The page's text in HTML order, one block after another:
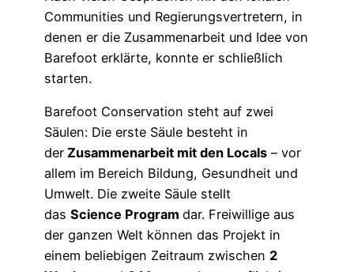
Communities und Regierungsvertretern, in
denen er die Zusammenarbeit und Idee von
Barefoot erklärte, konnte er schließlich
starten.
Barefoot Conservation steht auf zwei
Säulen: Die erste Säule besteht in
der Zusammenarbeit mit den Locals – vor
allem im Bereich Bildung, Gesundheit und
Umwelt. Die zweite Säule stellt
das Science Program dar. Freiwillige aus
der ganzen Welt können das Projekt in
einem beliebigen Zeitraum zwischen 2